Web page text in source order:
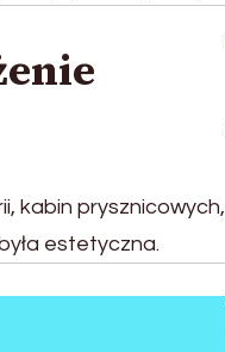
kabin prysznicowych,
estetyczna.